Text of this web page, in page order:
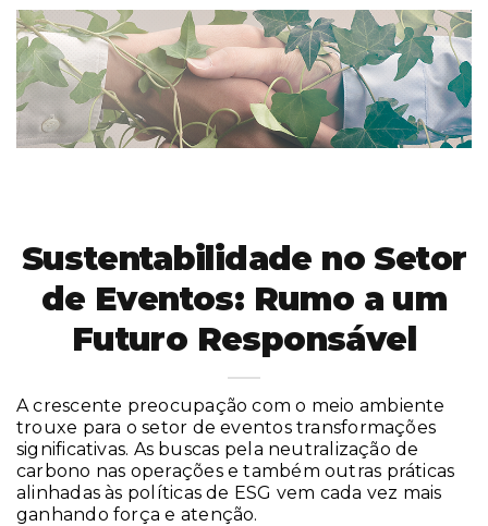
Sustentabilidade no Setor
de Eventos: Rumo a um
Futuro Responsável
A crescente preocupação com o meio ambiente
trouxe para o setor de eventos transformações
significativas. As buscas pela neutralização de
carbono nas operações e também outras práticas
alinhadas às políticas de ESG vem cada vez mais
ganhando força e atenção.